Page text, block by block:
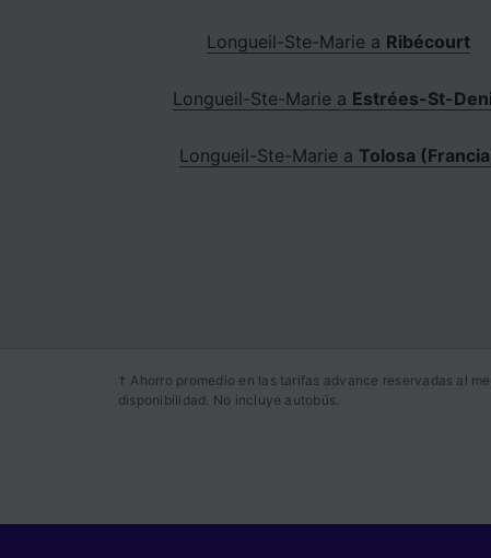
Longueil-Ste-Marie a Ribécourt
Longueil-Ste-Marie a Estrées-St-
Longueil-Ste-Marie a Tolosa
† Ahorro promedio en las tarifas advance reservadas al
disponibilidad. No incluye autobús.